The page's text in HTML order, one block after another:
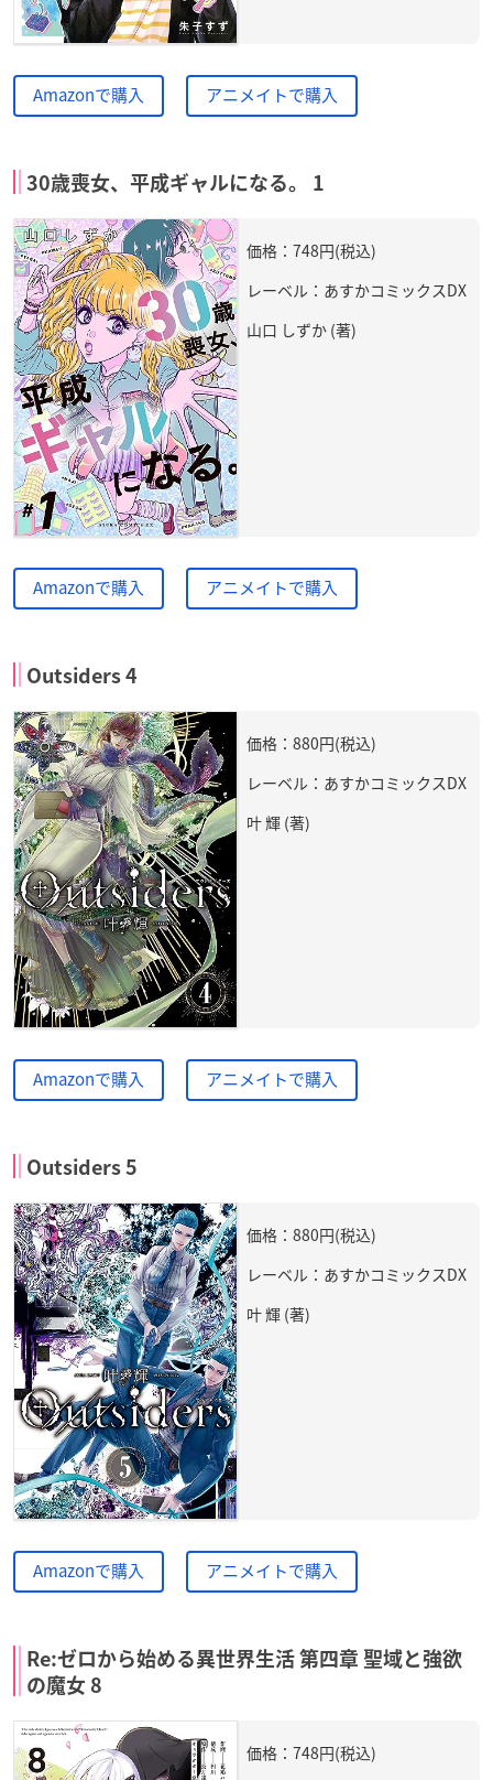
Amazonで購入 アニメイトで購入
30歳喪女、平成ギャルになる。 1
価格：748円(税込)
レーベル：あすかコミックスDX
山口 しずか (著)
Amazonで購入 アニメイトで購入
Outsiders 4
価格：880円(税込)
レーベル：あすかコミックスDX
叶 輝 (著)
Amazonで購入 アニメイトで購入
Outsiders 5
価格：880円(税込)
レーベル：あすかコミックスDX
叶 輝 (著)
Amazonで購入 アニメイトで購入
Re:ゼロから始める異世界生活 第四章 聖域と強欲
の魔女 8
価格：748円(税込)